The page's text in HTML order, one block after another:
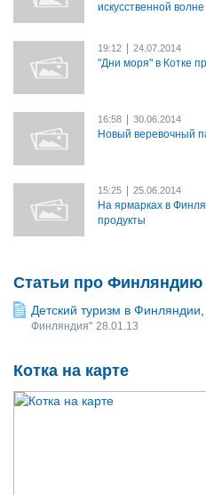
искусственной волне
19:12 24.07.2014
"Дни моря" в Котке
16:58 30.06.2014
Новый веревочный
15:25 25.06.2014
На ярмарках в
продукты
Статьи про Финляндию
Детский туризм в Финляндии
Финляндия" 28.01.13
Котка на карте